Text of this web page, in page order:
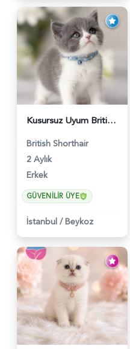
Kusursuz Uyum British Shorthair Bi Color Erkek - 6011
British Shorthair
2 Aylık
Erkek
GÜVENILIR ÜYE
İstanbul / Beykoz